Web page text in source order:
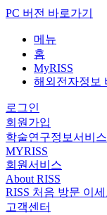
PC 버전 바로가기
메뉴
홈
MyRISS
해외전자정보
로그인
회원가입
학술연구정보서비
MYRISS
회원서비스
About RISS
RISS 처음 방문 이
고객센터